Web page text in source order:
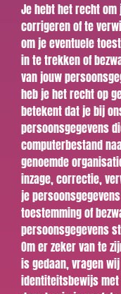
Je hebt het recht
corrigeren of te
om je eventuele
in te trekken of
van jouw
heb je het recht op
betekent dat je bij
persoonsgegevens
computerbestand
genoemde
inzage, correctie,
je
toestemming of
persoonsgegevens
Om er zeker van te
is gedaan, vragen
identiteitsbewijs